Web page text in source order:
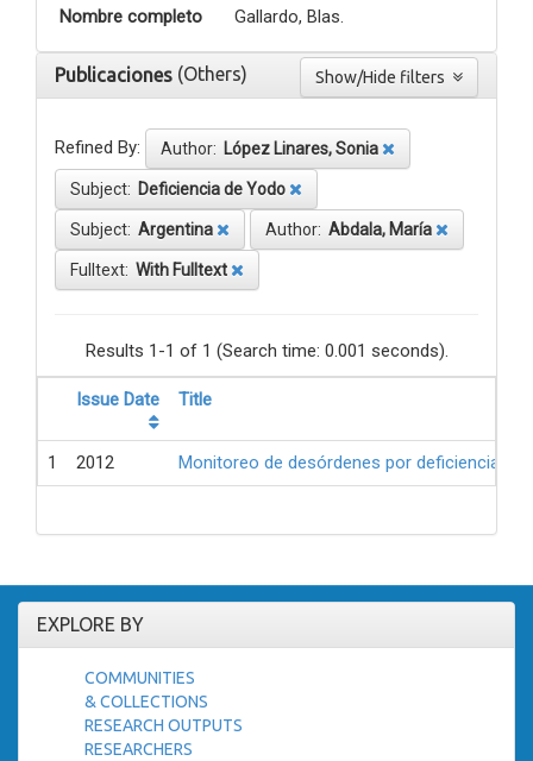
Nombre completo Gallardo, Blas.
Publicaciones (Others)
Refined By: Author: López Linares, Sonia
Subject: Deficiencia de Yodo
Subject: Argentina Author: Abdala, María
Fulltext: With Fulltext
Results 1-1 of 1 (Search time: 0.001 seconds).
Issue Date Title
1 2012 Monitoreo de desórdenes por deficiencia
EXPLORE BY
COMMUNITIES
& COLLECTIONS
RESEARCH OUTPUTS
RESEARCHERS